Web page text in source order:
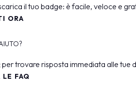
il tuo badge: è facile, veloce e
ORA
per trovare risposta immediata alle tue
LE FAQ